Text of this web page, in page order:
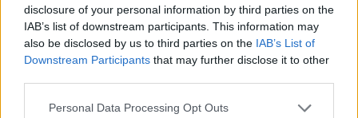
disclosure of your personal information by third parties on the
IAB’s list of downstream participants. This information may
also be disclosed by us to third parties on the IAB’s List of
Downstream Participants that may further disclose it to other
Personal Data Processing Opt Outs
Responder
Kastor